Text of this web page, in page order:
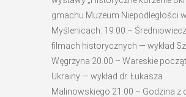
gmachu Muzeum Niepodległości w
Myślenicach: 19.00 –
filmach historycznych — wykład
Węgrzyna 20.00 – Wareskie
Ukrainy — wykład dr. Łukasza
Malinowskiego 21.00 – Godzina z